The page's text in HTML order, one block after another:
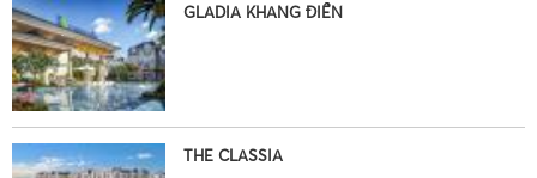
GLADIA KHANG ĐIỀN
THE CLASSIA